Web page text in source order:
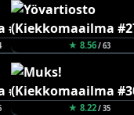
★ 8.56/ 63
★ 8.22/ 35